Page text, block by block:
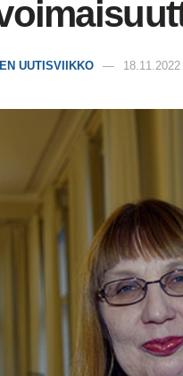
UUTISVIIKKO 18.11.2022